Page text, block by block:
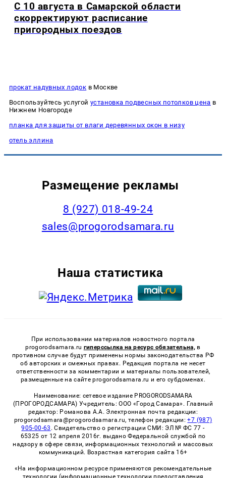
С 10 августа в Самарской области
скорректируют расписание
пригородных поездов
прокат надувных лодок в Москве
Воспользуйтесь услугой установка подвесных потолков цена в
Нижнем Новгороде
планка для защиты от влаги деревянных окон в низу
отель эллина
Размещение рекламы
8 (927) 018-49-24
sales@progorodsamara.ru
Наша статистика
При использовании материалов новостного портала
progorodsamara.ru гиперссылка на ресурс обязательна, в
противном случае будут применены нормы законодательства РФ
об авторских и смежных правах. Редакция портала не несет
ответственности за комментарии и материалы пользователей,
размещенные на сайте progorodsamara.ru и его субдоменах.
Наименование: сетевое издание PROGORODSAMARA
(ПРОГОРОДСАМАРА) Учредитель: ООО «Город Самара». Главный
редактор: Романова А.А. Электронная почта редакции:
progorodsamara@progorodsamara.ru, телефон редакции:+7 (987)
905-00-63 . Свидетельство о регистрации СМИ: ЭЛ № ФС 77 -
65325 от 12 апреля 2016г. выдано Федеральной службой по
надзору в сфере связи, информационных технологий и массовых
коммуникаций. Возрастная категория сайта 16+
«На информационном ресурсе применяются рекомендательные
технологии (информационные технологии предоставления